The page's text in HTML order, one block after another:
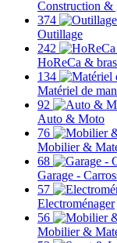
Construction &
374
Outillage
242
HoReCa &
134
Matériel de
92
Auto & Moto
76
Mobilier &
68
Garage -
57
Electroménager
56
Mobilier &